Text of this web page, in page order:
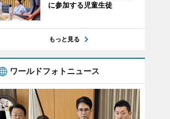
に参加する児童生徒
もっと見る
ワールドフォトニュース